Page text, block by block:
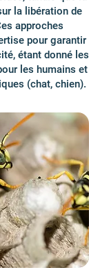
la libération de
approches
pour garantir
étant donné les
les humains et
(chat, chien).